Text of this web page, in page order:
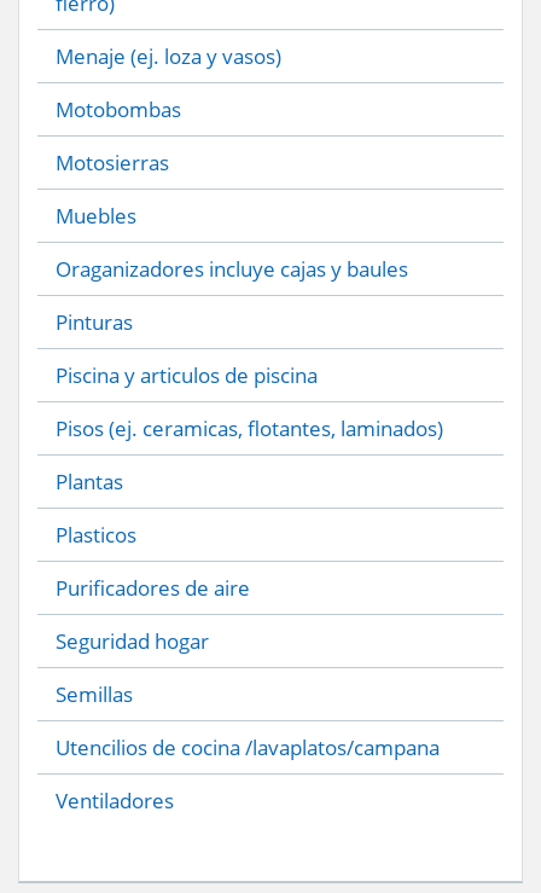
Menaje (ej. loza y vasos)
Motobombas
Motosierras
Muebles
Oraganizadores incluye cajas y baules
Pinturas
Piscina y articulos de piscina
Pisos (ej. ceramicas, flotantes, laminados)
Plantas
Plasticos
Purificadores de aire
Seguridad hogar
Semillas
Utencilios de cocina /lavaplatos/campana
Ventiladores